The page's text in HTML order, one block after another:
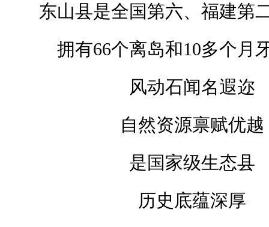
东山县是全国第六、福建第
拥有66个离岛和10多个月
风动石闻名遐迩
自然资源禀赋优越
是国家级生态县
历史底蕴深厚